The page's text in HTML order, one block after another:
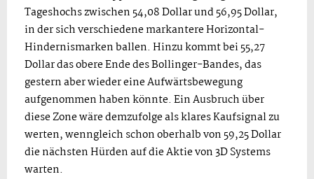
Tageshochs zwischen 54,08 Dollar und 56,95 Dollar,
in der sich verschiedene markantere Horizontal-
Hindernismarken ballen. Hinzu kommt bei 55,27
Dollar das obere Ende des Bollinger-Bandes, das
gestern aber wieder eine Aufwärtsbewegung
aufgenommen haben könnte. Ein Ausbruch über
diese Zone wäre demzufolge als klares Kaufsignal zu
werten, wenngleich schon oberhalb von 59,25 Dollar
die nächsten Hürden auf die Aktie von 3D Systems
warten.